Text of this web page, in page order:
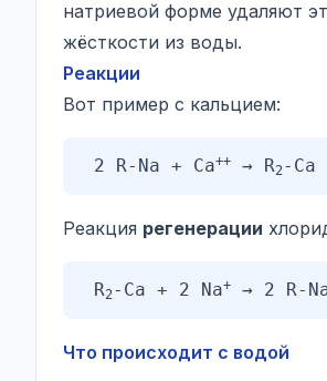
натриевой форме удаляют
жёсткости из воды.
Реакции
Вот пример с кальцием:
2 R-Na + Ca++ → R2-Ca
Реакция регенерации
R2-Ca + 2 Na+ → 2 R-
Что происходит с водой